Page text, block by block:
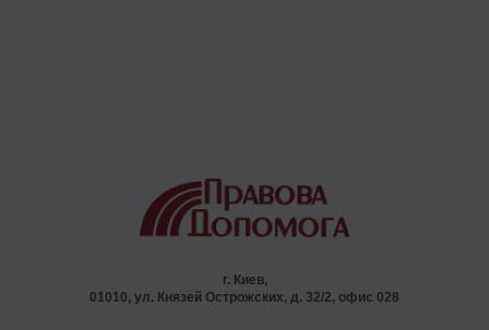
г. Киев,
01010, ул. Князей Острожских, д. 32/2, офис 028